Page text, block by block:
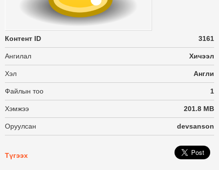
Контент ID 3161
Ангилал Хичээл
Хэл Англи
Файлын тоо 1
Хэмжээ 201.8 MB
Оруулсан devsanson
Түгээх